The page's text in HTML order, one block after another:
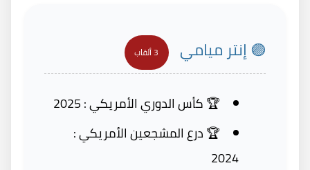
🟣 إنتر ميامي 3 ألقاب
🏆 كأس الدوري الأمريكي : 2025
🏆 درع المشجعين الأمريكي :
2024